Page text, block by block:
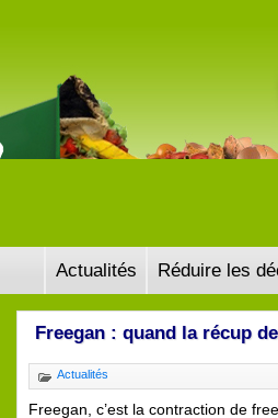
Actualités Réduire les
Freegan : quand la récup
Actualités
Freegan, c’est la contraction de